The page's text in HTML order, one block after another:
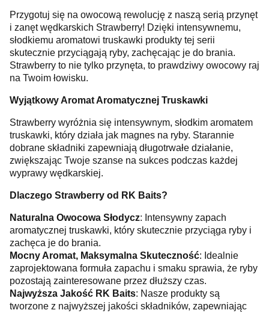
Przygotuj się na owocową rewolucję z naszą serią przynęt
i zanęt wędkarskich Strawberry! Dzięki intensywnemu,
słodkiemu aromatowi truskawki produkty tej serii
skutecznie przyciągają ryby, zachęcając je do brania.
Strawberry to nie tylko przynęta, to prawdziwy owocowy raj
na Twoim łowisku.
Wyjątkowy Aromat Aromatycznej Truskawki
Strawberry wyróżnia się intensywnym, słodkim aromatem
truskawki, który działa jak magnes na ryby. Starannie
dobrane składniki zapewniają długotrwałe działanie,
zwiększając Twoje szanse na sukces podczas każdej
wyprawy wędkarskiej.
Dlaczego Strawberry od RK Baits?
Naturalna Owocowa Słodycz: Intensywny zapach
aromatycznej truskawki, który skutecznie przyciąga ryby i
zachęca je do brania.
Mocny Aromat, Maksymalna Skuteczność: Idealnie
zaprojektowana formuła zapachu i smaku sprawia, że ryby
pozostają zainteresowane przez dłuższy czas.
Najwyższa Jakość RK Baits: Nasze produkty są
tworzone z najwyższej jakości składników, zapewniając